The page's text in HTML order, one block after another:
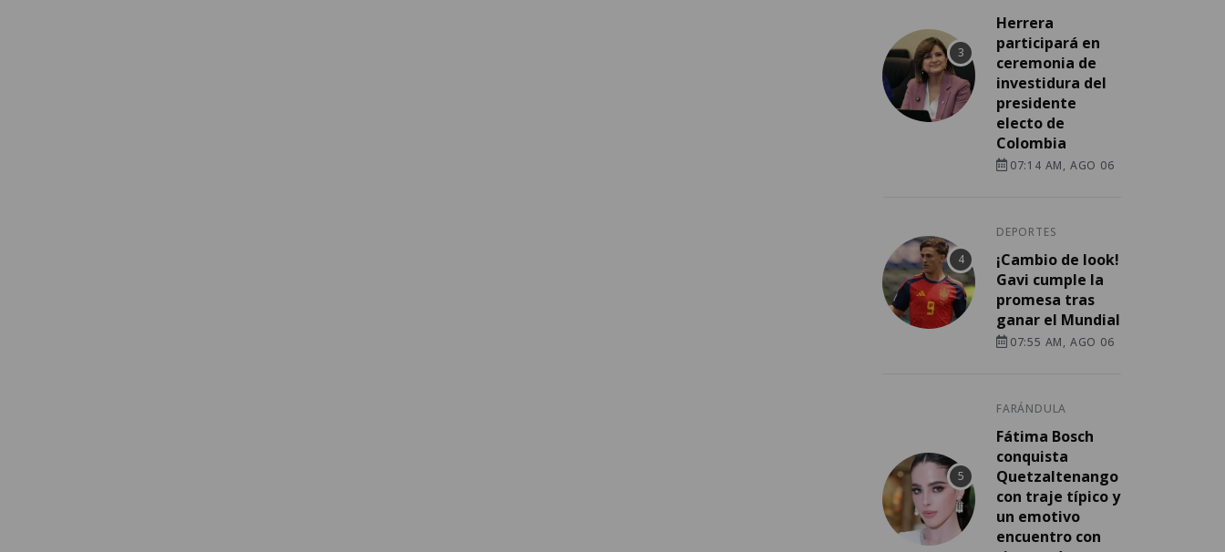
Herrera
participará en
ceremonia de
investidura del
presidente
electo de
Colombia
07:14 AM, AGO 06
DEPORTES
¡Cambio de look!
Gavi cumple la
promesa tras
ganar el Mundial
07:55 AM, AGO 06
FARÁNDULA
Fátima Bosch
conquista
Quetzaltenango
con traje típico y
un emotivo
encuentro con